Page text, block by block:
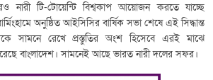
টি-টোয়েন্টি বিশ্বকাপ আয়োজন করতে যাচ্ছে
অনুষ্ঠিত আইসিসির বার্ষিক সভা শেষে এই সিদ্ধান্ত
সামনে রেখে প্রস্তুতির অংশ হিসেবে এরই মাঝে
বাংলাদেশ। সামনেই আছে ভারত নারী দলের সফর।